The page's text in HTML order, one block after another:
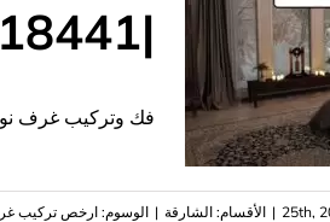
|0503418441
فك وتركيب غرف
| الأقسام: الشارقة | الوسوم:ارخص تركيب